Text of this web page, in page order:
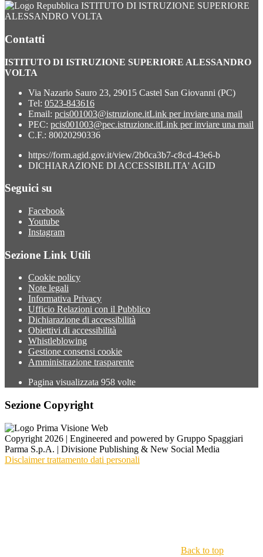
ISTITUTO DI ISTRUZIONE SUPERIORE
ALESSANDRO VOLTA
Contatti
ISTITUTO DI ISTRUZIONE SUPERIORE ALESSANDRO
VOLTA
Via Nazario Sauro 23, 29015 Castel San Giovanni (PC)
Tel: 0523-843616
Email: pcis001003@istruzione.itLink per inviare una mail
PEC: pcis001003@pec.istruzione.itLink per inviare una mail
C.F.: 80020290336
https://form.agid.gov.it/view/2b0ca3b7-c8cd-43e6-b
DICHIARAZIONE DI ACCESSIBILITA' AGID
Seguici su
Facebook
Youtube
Instagram
Sezione Link Utili
Cookie policy
Note legali
Informativa Privacy
Ufficio Relazioni con il Pubblico
Dichiarazione di accessibilità
Obiettivi di accessibilità
Whistleblowing
Gestione consensi cookie
Amministrazione trasparente
Pagina visualizzata 958 volte
Sezione Copyright
Copyright 2026 | Engineered and powered by Gruppo Spaggiari
Parma S.p.A. | Divisione Publishing & New Social Media
Disclaimer trattamento dati personali
Back to top